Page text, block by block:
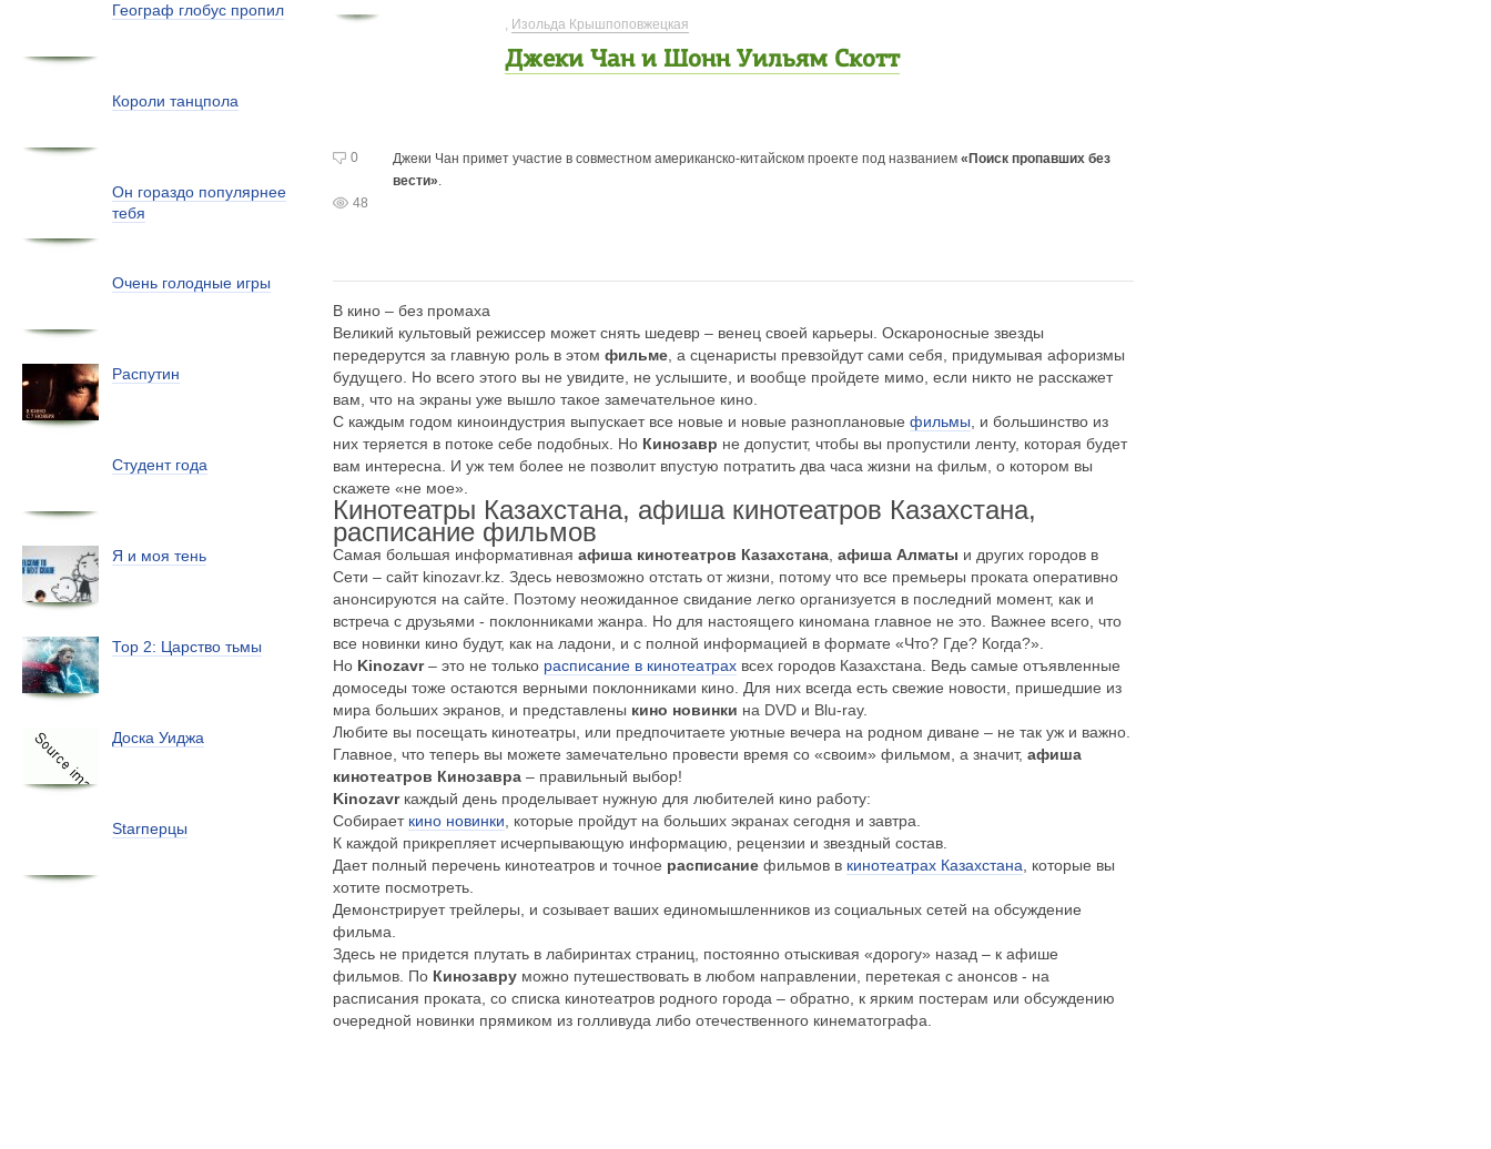
Географ глобус пропил
Короли танцпола
Он гораздо популярнее
тебя
Очень голодные игры
Распутин
Студент года
Я и моя тень
Тор 2: Царство тьмы
Доска Уиджа
Starперцы
, Изольда Крышпоповжецкая
Джеки Чан и Шонн Уильям Скотт
0
48
Джеки Чан примет участие в совместномамериканско-китайском проекте под названием«Поиск пропавших без
вести».
В кино – без промаха
Великий культовый режиссер может снять шедевр – венец своей карьеры. Оскароносные звезды
передерутся за главную роль в этомфильме, а сценаристы превзойдут сами себя, придумывая афоризмы
будущего. Но всего этого вы не увидите, не услышите, и вообще пройдете мимо, если никто не расскажет
вам, что на экраны уже вышло такое замечательное кино.
С каждым годом киноиндустрия выпускает все новые и новые разноплановыефильмы, и большинство из
них теряется в потоке себе подобных. Но Кинозавр не допустит, чтобы вы пропустили ленту, которая будет
вам интересна. И уж тем более не позволит впустую потратить два часа жизни на фильм, о котором вы
скажете «не мое».
Кинотеатры Казахстана, афиша кинотеатров Казахстана,
расписание фильмов
Самая большая информативнаяафиша кинотеатров Казахстана,афиша Алматы и других городов в
Сети – сайт kinozavr.kz. Здесь невозможно отстать от жизни, потому что все премьеры проката оперативно
анонсируются на сайте. Поэтому неожиданное свидание легко организуется в последний момент, как и
встреча с друзьями - поклонниками жанра. Но для настоящего киномана главное не это. Важнее всего, что
все новинки кино будут, как на ладони, и с полной информацией в формате «Что? Где? Когда?».
Но Kinozavr– это не только расписание в кинотеатрах всех городов Казахстана. Ведь самые отъявленные
домоседы тоже остаются верными поклонниками кино. Для них всегда есть свежие новости, пришедшие из
мира больших экранов, и представлены кино новинки на DVD и Blu-ray.
Любите вы посещать кинотеатры, или предпочитаете уютные вечера на родном диване – не так уж и важно.
Главное, что теперь вы можете замечательно провести время со «своим» фильмом, а значит,афиша
кинотеатров Кинозавра – правильный выбор!
Kinozavrкаждый день проделывает нужную для любителей кино работу:
Собирает кино новинки, которые пройдут на больших экранах сегодня и завтра.
К каждой прикрепляет исчерпывающую информацию, рецензии и звездный состав.
Дает полный перечень кинотеатров и точное расписание фильмов в кинотеатрах Казахстана, которые вы
хотите посмотреть.
Демонстрирует трейлеры, и созывает ваших единомышленников из социальных сетей на обсуждение
фильма.
Здесь не придется плутать в лабиринтах страниц, постоянно отыскивая «дорогу» назад – к афише
фильмов. По Кинозавру можно путешествовать в любом направлении, перетекая с анонсов - на
расписания проката, со списка кинотеатров родного города – обратно, к ярким постерам или обсуждению
очередной новинки прямиком из голливуда либо отечественного кинематографа.